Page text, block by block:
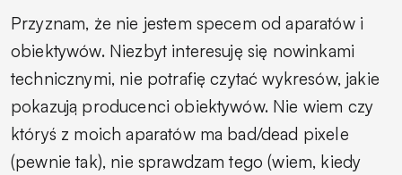
Przyznam, że nie jestem specem od aparatów i
obiektywów. Niezbyt interesuję się nowinkami
technicznymi, nie potrafię czytać wykresów, jakie
pokazują producenci obiektywów. Nie wiem czy
któryś z moich aparatów ma bad/dead pixele
(pewnie tak), nie sprawdzam tego (wiem, kiedy